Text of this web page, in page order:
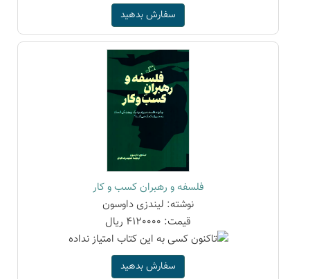
سفارش بدهید
فلسفه و رهبران کسب و کار
نوشته: لیندزی داوسون
قیمت: 4120000 ریال
سفارش بدهید